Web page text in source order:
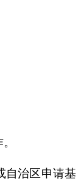
自治区申请基